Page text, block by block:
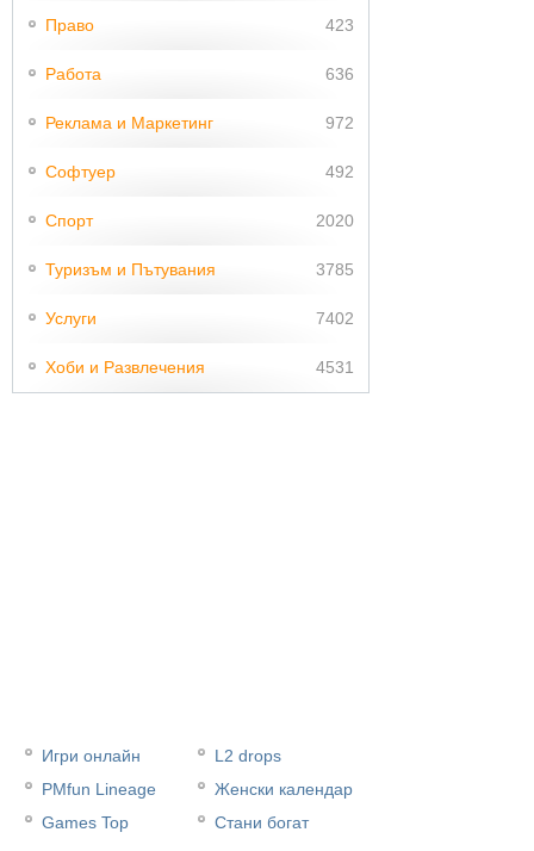
Право 423
Работа 636
Реклама и Маркетинг 972
Софтуер 492
Спорт 2020
Туризъм и Пътувания 3785
Услуги 7402
Хоби и Развлечения 4531
Игри онлайн
PMfun Lineage
Games Top
L2 drops
Женски календар
Стани богат